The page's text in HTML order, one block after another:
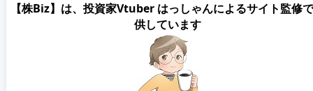
【株Biz】は、投資家Vtuber はっしゃんによるサイト監修
供しています